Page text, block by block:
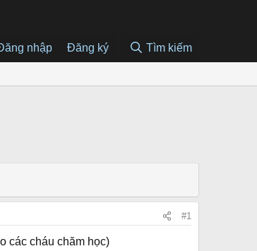
nhập Đăng ký Tìm kiếm
#1
các cháu chăm học)